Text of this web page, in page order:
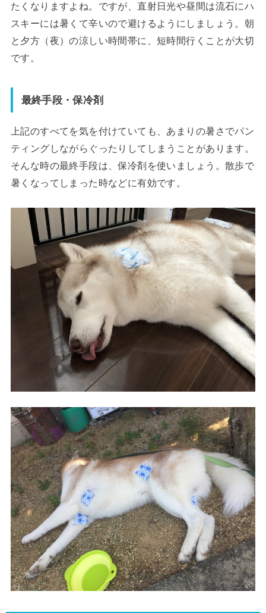
たくなりますよね。ですが、直射日光や昼間は流石にハ
スキーには暑くて辛いので避けるようにしましょう。朝
と夕方（夜）の涼しい時間帯に、短時間行くことが大切
です。
最終手段・保冷剤
上記のすべてを気を付けていても、あまりの暑さでパン
ティングしながらぐったりしてしまうことがあります。
そんな時の最終手段は、保冷剤を使いましょう。散歩で
暑くなってしまった時などに有効です。